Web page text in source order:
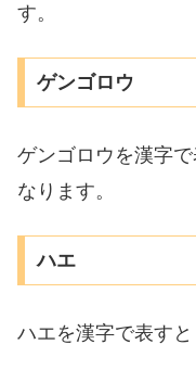
す。
ゲンゴロウ
ゲンゴロウを漢字で
なります。
ハエ
ハエを漢字で表すと